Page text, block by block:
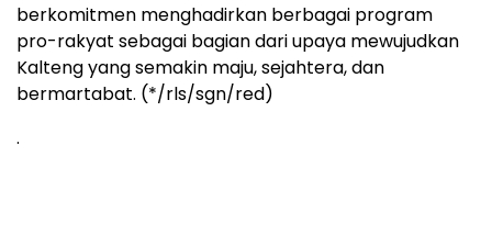
berkomitmen menghadirkan berbagai program
pro-rakyat sebagai bagian dari upaya mewujudkan
Kalteng yang semakin maju, sejahtera, dan
bermartabat. (*/rls/sgn/red)
.